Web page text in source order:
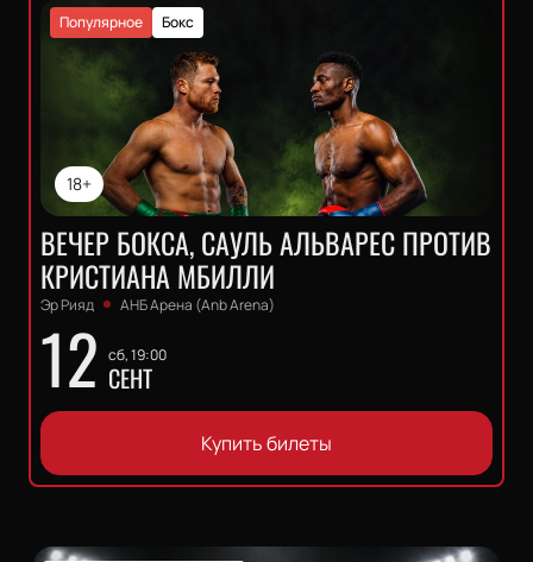
18+
Бокс
Популярное
ВЕЧЕР БОКСА, САУЛЬ АЛЬВАРЕС ПРОТИВ
КРИСТИАНА МБИЛЛИ
Эр Рияд АНБ Арена (Anb Arena)
12 сб, 19:00
СЕНТ
Купить билеты